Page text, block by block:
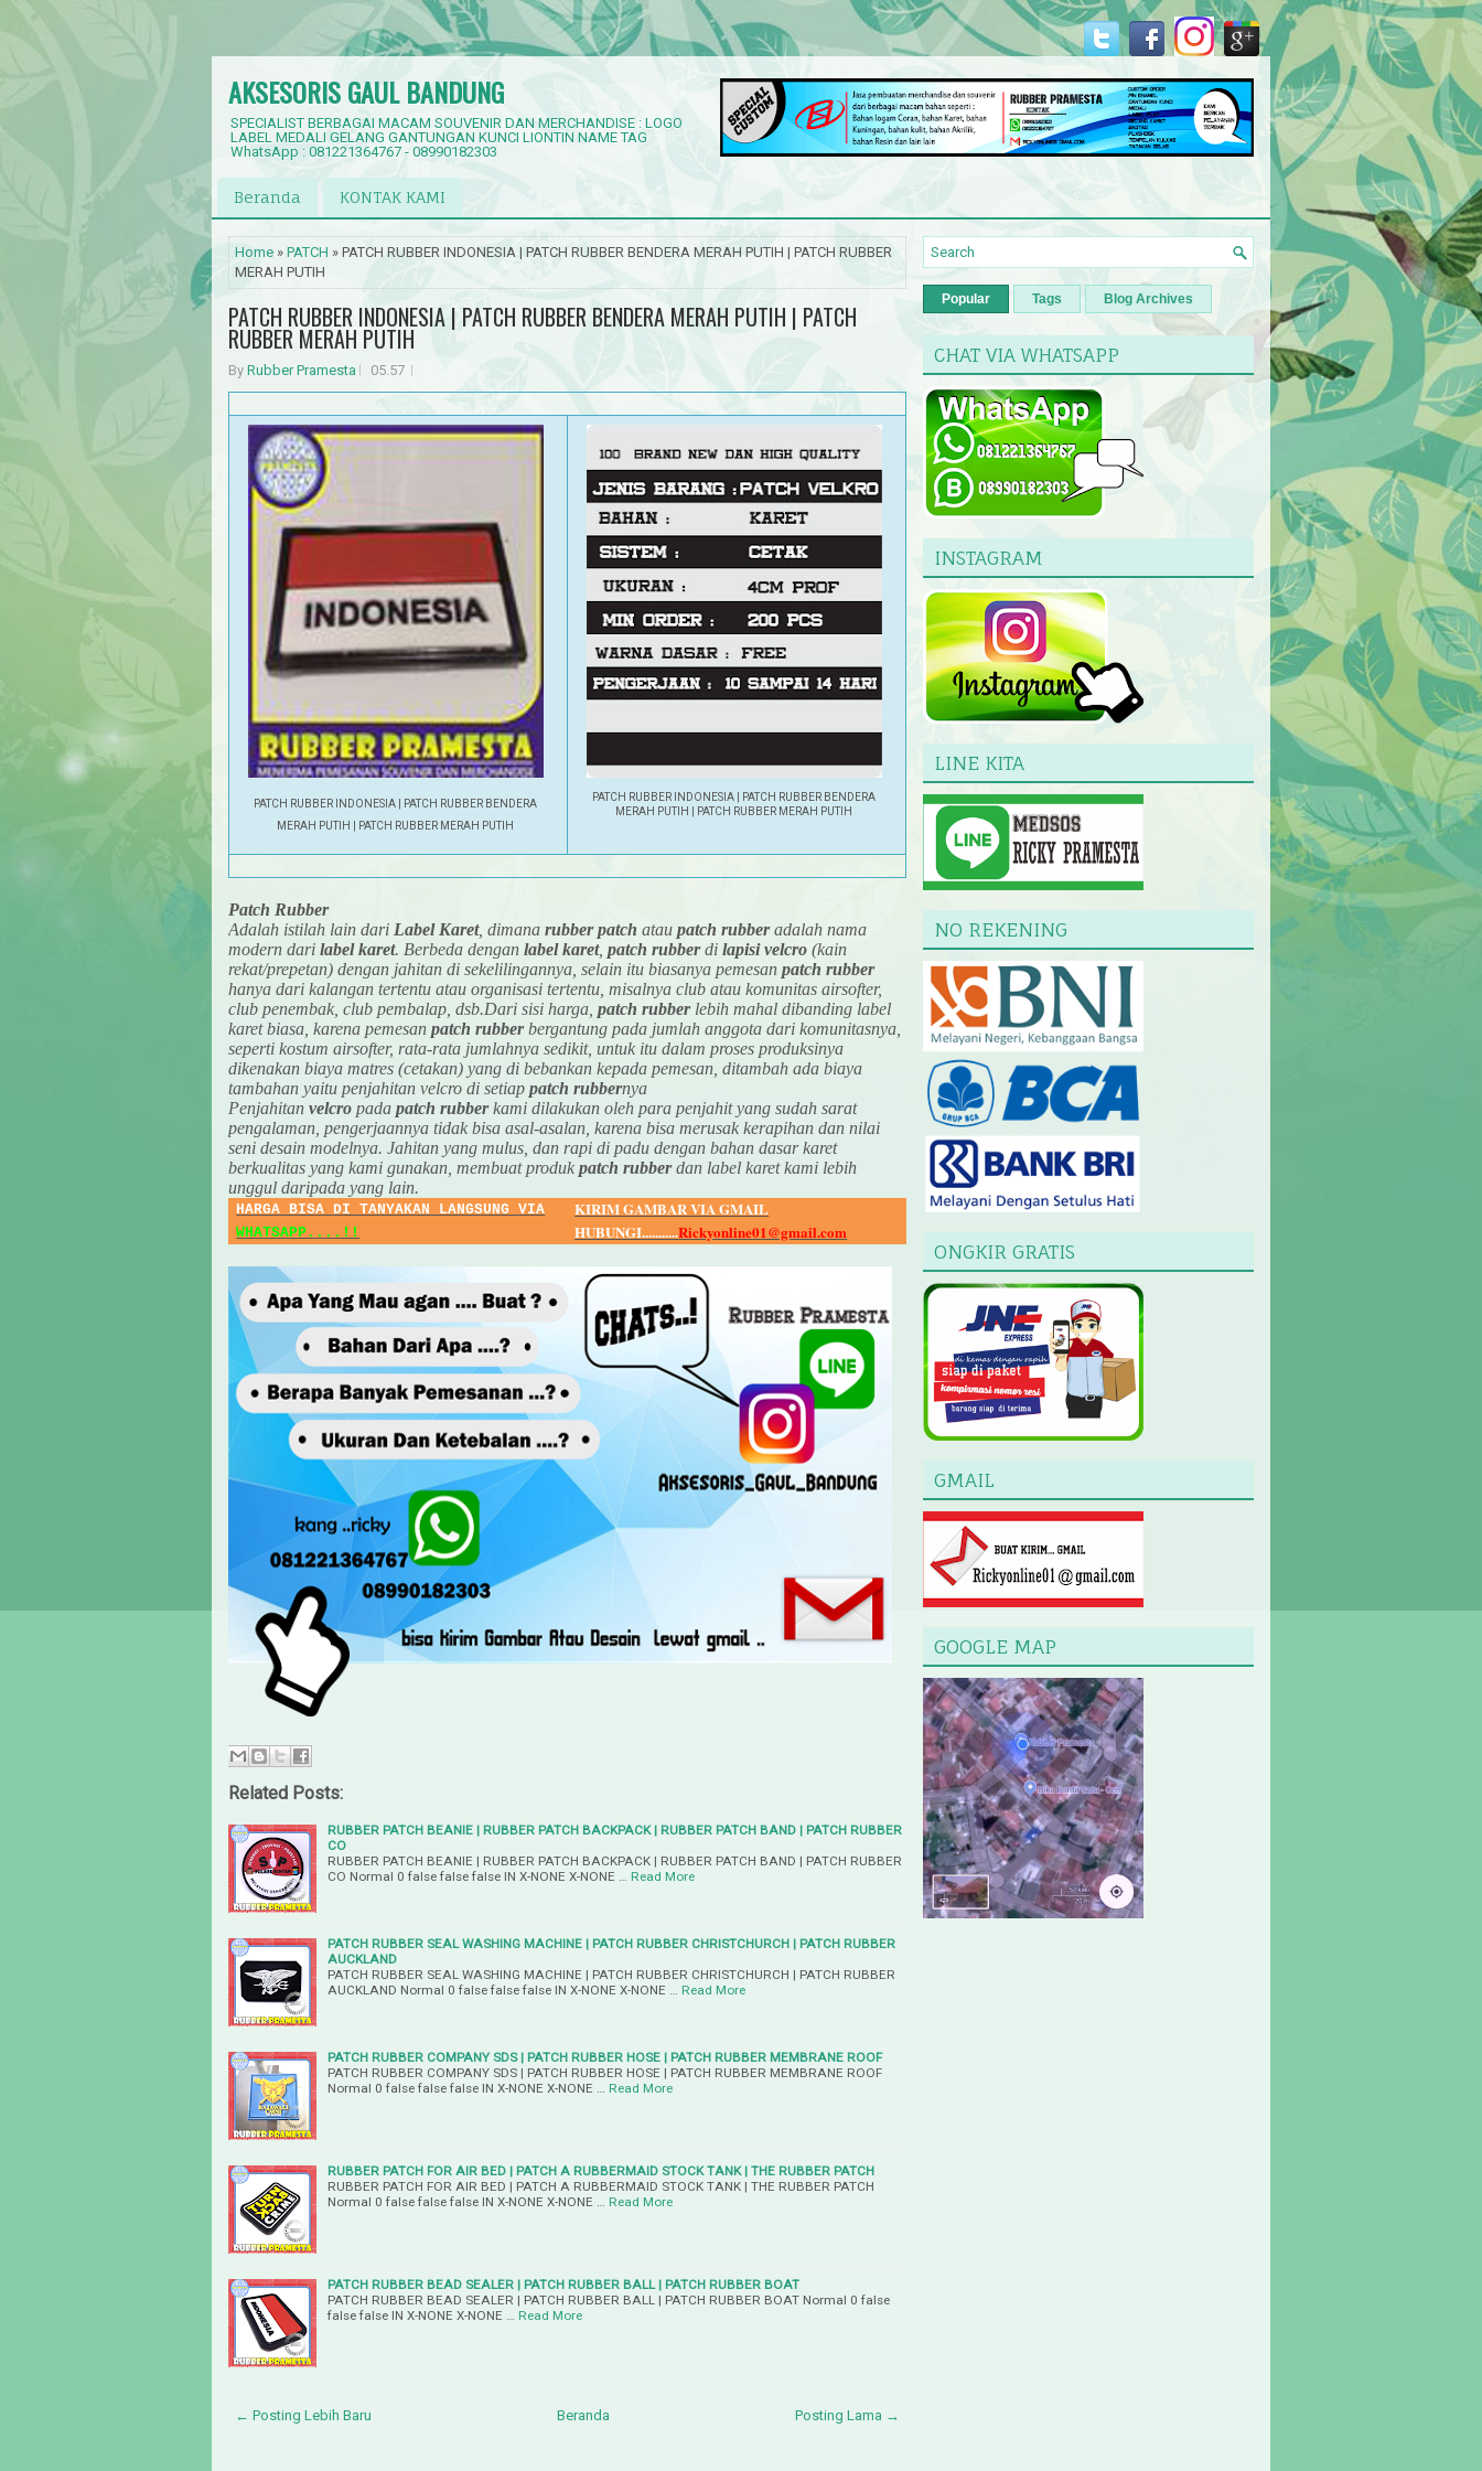
AKSESORIS GAUL BANDUNG
SPECIALIST BERBAGAI MACAM SOUVENIR DAN MERCHANDISE : LOGO
LABEL MEDALI GELANG GANTUNGAN KUNCI LIONTIN NAME TAG
WhatsApp : 081221364767 - 08990182303
Beranda KONTAK KAMI
Home » PATCH » PATCH RUBBER INDONESIA | PATCH RUBBER BENDERA MERAH PUTIH | PATCH RUBBER
MERAH PUTIH
PATCH RUBBER INDONESIA | PATCH RUBBER BENDERA MERAH PUTIH | PATCH
RUBBER MERAH PUTIH
By Rubber Pramesta 05.57
PATCH RUBBER INDONESIA | PATCH RUBBER BENDERA
MERAH PUTIH | PATCH RUBBER MERAH PUTIH
PATCH RUBBER INDONESIA | PATCH RUBBER BENDERA
MERAH PUTIH | PATCH RUBBER MERAH PUTIH
Patch Rubber
Adalah istilah lain dari Label Karet, dimana rubber patch atau patch rubberadalah nama
modern dari label karet. Berbeda dengan label karet, patch rubberdi lapisi velcro (kain
rekat/prepetan) dengan jahitan di sekelilingannya, selain itu biasanya pemesan patch rubber
hanya dari kalangan tertentu atau organisasi tertentu, misalnya club atau komunitas airsofter,
club penembak, club pembalap, dsb.Dari sisi harga, patch rubberlebih mahal dibanding label
karet biasa, karena pemesan patch rubberbergantung pada jumlah anggota dari komunitasnya,
seperti kostum airsofter, rata-rata jumlahnya sedikit, untuk itu dalam proses produksinya
dikenakan biaya matres (cetakan) yang di bebankan kepada pemesan, ditambah ada biaya
tambahan yaitu penjahitan velcro di setiap patch rubbernya
Penjahitan velcro pada patch rubberkami dilakukan oleh para penjahit yang sudah sarat
pengalaman, pengerjaannya tidak bisa asal-asalan, karena bisa merusak kerapihan dan nilai
seni desain modelnya. Jahitan yang mulus, dan rapi di padu dengan bahan dasar karet
berkualitas yang kami gunakan, membuat produk patch rubberdan label karet kami lebih
unggul daripada yang lain.
HARGA BISA DI TANYAKAN LANGSUNG VIA
WHATSAPP....!!
KIRIM GAMBAR VIA GMAIL
HUBUNGI...........Rickyonline01@gmail.com
Related Posts:
RUBBER PATCH BEANIE | RUBBER PATCH BACKPACK | RUBBER PATCH BAND | PATCH RUBBER
CO
RUBBER PATCH BEANIE | RUBBER PATCH BACKPACK | RUBBER PATCH BAND | PATCH RUBBER
CO Normal 0 false false false IN X-NONE X-NONE …
Read More
PATCH RUBBER SEAL WASHING MACHINE | PATCH RUBBER CHRISTCHURCH | PATCH RUBBER
AUCKLAND
PATCH RUBBER SEAL WASHING MACHINE | PATCH RUBBER CHRISTCHURCH | PATCH RUBBER
AUCKLAND Normal 0 false false false IN X-NONE X-NONE …
Read More
PATCH RUBBER COMPANY SDS | PATCH RUBBER HOSE | PATCH RUBBER MEMBRANE ROOF
PATCH RUBBER COMPANY SDS | PATCH RUBBER HOSE | PATCH RUBBER MEMBRANE ROOF
Normal 0 false false false IN X-NONE X-NONE …
Read More
RUBBER PATCH FOR AIR BED | PATCH A RUBBERMAID STOCK TANK | THE RUBBER PATCH
RUBBER PATCH FOR AIR BED | PATCH A RUBBERMAID STOCK TANK | THE RUBBER PATCH
Normal 0 false false false IN X-NONE X-NONE …
Read More
PATCH RUBBER BEAD SEALER | PATCH RUBBER BALL | PATCH RUBBER BOAT
PATCH RUBBER BEAD SEALER | PATCH RUBBER BALL | PATCH RUBBER BOAT Normal 0 false
false false IN X-NONE X-NONE …
Read More
← Posting Lebih Baru Posting Lama →
Beranda
Popular Tags Blog Archives
CHAT VIA WHATSAPP
INSTAGRAM
LINE KITA
NO REKENING
ONGKIR GRATIS
GMAIL
GOOGLE MAP